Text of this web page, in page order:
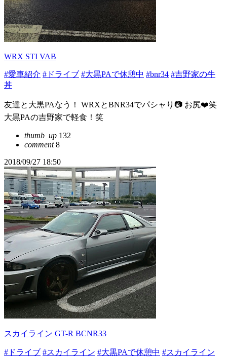
WRX STI VAB
#愛車紹介 #ドライブ #大黒PAで休憩中 #bnr34 #吉野家の牛
丼
友達と大黒PAなう！ WRXとBNR34でパシャり📷 お尻❤️笑
大黒PAの吉野家で軽食！笑
thumb_up 132
comment8
2018/09/27 18:50
スカイライン GT-R BCNR33
#ドライブ #スカイライン #大黒PAで休憩中 #スカイライン